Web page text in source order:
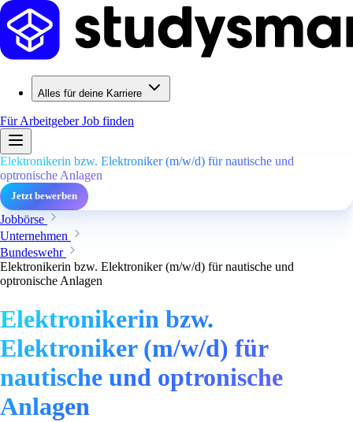
Alles für deine Karriere
Für ArbeitgeberJob finden
Elektronikerin bzw. Elektroniker (m/w/d) für nautische und
optronische Anlagen
Jetzt bewerben
Jobbörse
Unternehmen
Bundeswehr
Elektronikerin bzw. Elektroniker (m/w/d) für nautische und
optronische Anlagen
Elektronikerin bzw.
Elektroniker (m/w/d) für
nautische und optronische
Anlagen